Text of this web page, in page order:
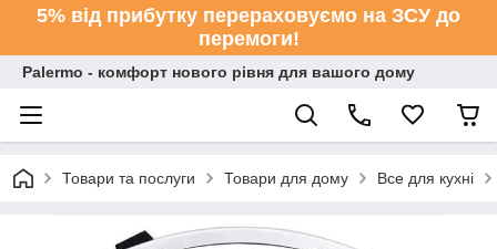
5% від прибутку перераховуємо на ЗСУ до
перемоги!
Palermo - комфорт нового рівня для вашого дому
Товари та послуги Товари для дому Все для кухні